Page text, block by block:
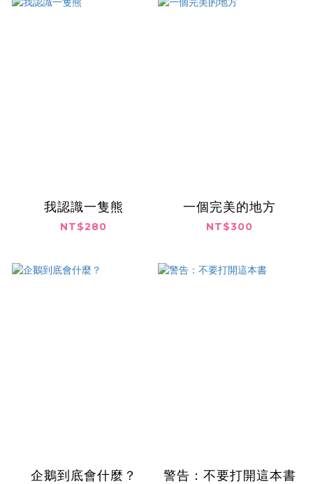
我認識一隻熊
NT$280
一個完美的地方
NT$300
企鵝到底會什麼？ 警告：不要打開這本書